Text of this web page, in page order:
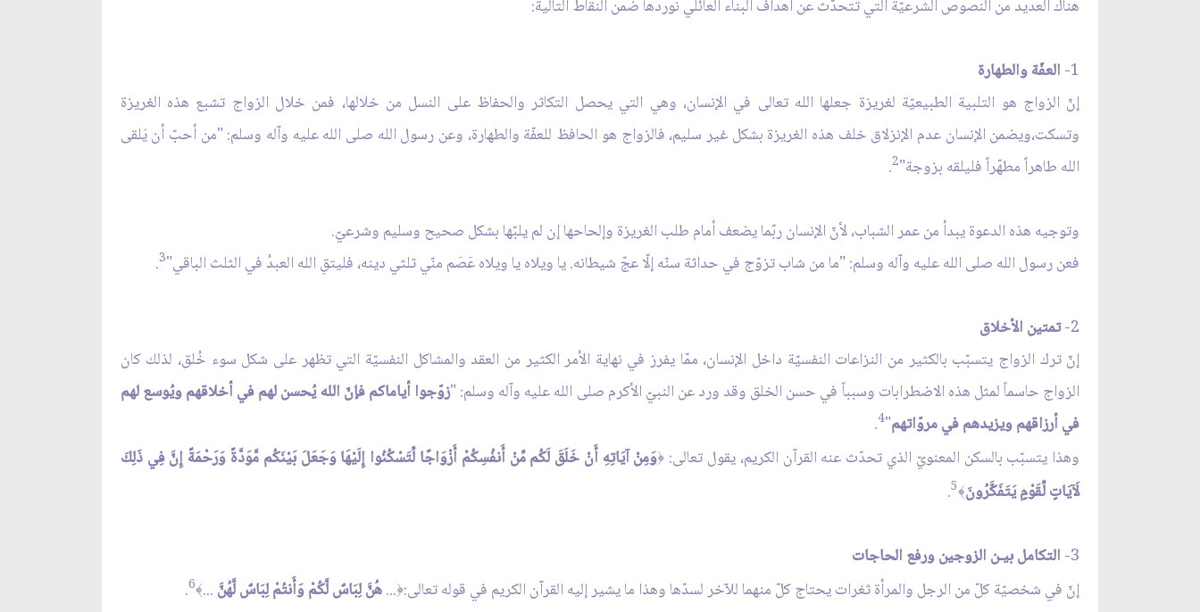
هناك العديد من النصوص الشرعيّة التي تتحدّث عن أهداف البناء العائلي نوردها ضمن النقاط التالية:
1- العفّة والطهارة
إنّ الزواج هو التلبية الطبيعيّة لغريزة جعلها الله تعالى في الإنسان، وهي التي يحصل التكاثر والحفاظ على النسل من خلالها، فمن خلال الزواج تشبع هذه الغريزة
وتسكت،ويضمن الإنسان عدم الإنزلاق خلف هذه الغريزة بشكل غير سليم، فالزواج هو الحافظ للعفّة والطهارة، وعن رسول الله صلى الله عليه وآله وسلم: "من أحبّ أن يَلقى
الله طاهراً مطهّراً فليلقه بزوجة"2
.
وتوجيه هذه الدعوة يبدأ من عمر الشباب، لأنّ الإنسان ربّما يضعف أمام طلب الغريزة وإلحاحها إن لم يلبّها بشكل صحيح وسليم وشرعيّ.
فعن رسول الله صلى الله عليه وآله وسلم: "ما من شاب تزوّج في حداثة سنّه إلّا عجّ شيطانه. يا ويلاه يا ويلاه عَصَم منّي ثلثي دينه، فليتقِ الله العبدُ في الثلث الباقي"3
.
2- تمتين الأخلاق
إنّ ترك الزواج يتسبّب بالكثير من النزاعات النفسيّة داخل الإنسان، ممّا يفرز في نهاية الأمر الكثير من العقد والمشاكل النفسيّة التي تظهر على شكل سوء خُلق، لذلك كان
الزواج حاسماً لمثل هذه الاضطرابات وسبباً في حسن الخلق وقد ورد عن النبيّ الأكرم صلى الله عليه وآله وسلم: "زوّجوا أياماكم فإنّ الله يُحسن لهم في أخلاقهم ويُوسع لهم
في أرزاقهم ويزيدهم في مروّاتهم"
4
.
وهذا يتسبّب بالسكن المعنويّ الذي تحدّث عنه القرآن الكريم، يقول تعالى: ﴿وَمِنْ آيَاتِهِ أَنْ خَلَقَ لَكُم مِّنْ أَنفُسِكُمْ أَزْوَاجًا لِّتَسْكُنُوا إِلَيْهَا وَجَعَلَ بَيْنَكُم مَّوَدَّةً وَرَحْمَةً إِنَّ فِي ذَلِكَ
لَآيَاتٍ لِّقَوْمٍ يَتَفَكَّرُونَ﴾5
.
3- التكامل بيـن الزوجين ورفع الحاجات
إنّ في شخصيّة كلّ من الرجل والمرأة ثغرات يحتاج كلّ منهما للآخر لسدّها وهذا ما يشير إليه القرآن الكريم في قوله تعالى:﴿...هُنَّ لِبَاسٌ لَّكُمْ وَأَنتُمْ لِبَاسٌ لَّهُنَّ ...﴾6
.